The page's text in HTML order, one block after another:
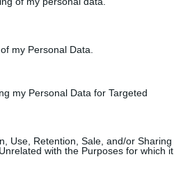
my Personal Data.
my Personal Data for Targeted
Use, Retention, Sale, and/or Sharing
with the Purposes for which it